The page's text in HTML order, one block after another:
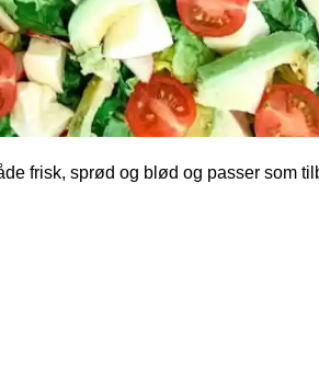
frisk, sprød og blød og passer som